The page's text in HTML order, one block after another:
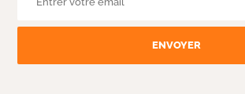
ENVOYER